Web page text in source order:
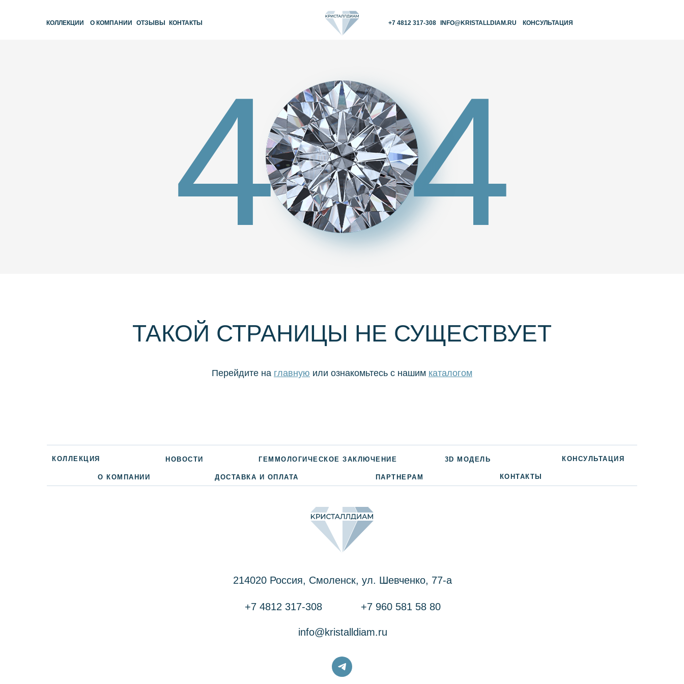
КОЛЛЕКЦИИ О КОМПАНИИ ОТЗЫВЫ КОНТАКТЫ +7 4812 317-308 INFO@KRISTALLDIAM.RU КОНСУЛЬТАЦИЯ
4
4
ТАКОЙ СТРАНИЦЫ НЕ СУЩЕСТВУЕТ
Перейдите на главную или ознакомьтесь с нашим каталогом
info@kristalldiam.ru
214020 Россия, Смоленск, ул. Шевченко, 77-a
+7 4812 317-308 +7 960 581 58 80
КОНТАКТЫ
КОЛЛЕКЦИЯ НОВОСТИ
О КОМПАНИИ ДОСТАВКА И ОПЛАТА ПАРТНЕРАМ
3D МОДЕЛЬ КОНСУЛЬТАЦИЯ
ГЕММОЛОГИЧЕСКОЕ ЗАКЛЮЧЕНИЕ